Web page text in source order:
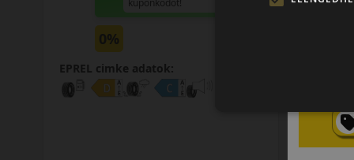
kuponkódot!
0%
EPREL cimke adatok: